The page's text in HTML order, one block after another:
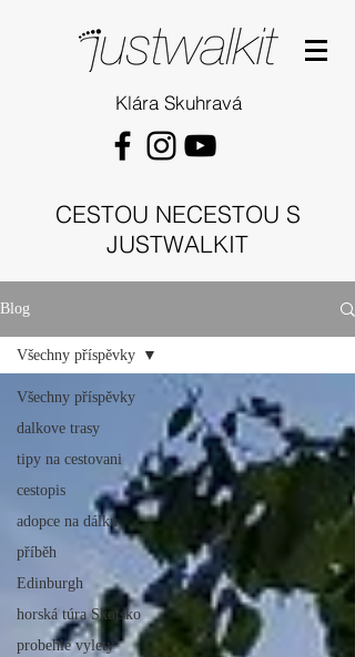
Klára Skuhravá
CESTOU NECESTOU S
JUSTWALKIT
Blog
Všechny příspěvky
dalkove trasy
tipy na cestovani
cestopis
adopce na dálku
příběh
Edinburgh
horská túra Skotsko
probehle vylety
Všechny příspěvky